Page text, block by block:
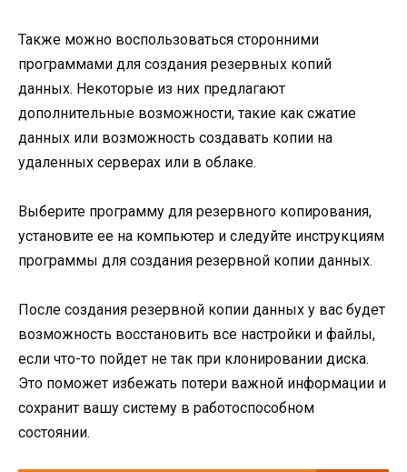
Также можно воспользоваться сторонними
программами для создания резервных копий
данных. Некоторые из них предлагают
дополнительные возможности, такие как сжатие
данных или возможность создавать копии на
удаленных серверах или в облаке.
Выберите программу для резервного копирования,
установите ее на компьютер и следуйте инструкциям
программы для создания резервной копии данных.
После создания резервной копии данных у вас будет
возможность восстановить все настройки и файлы,
если что-то пойдет не так при клонировании диска.
Это поможет избежать потери важной информации и
сохранит вашу систему в работоспособном
состоянии.